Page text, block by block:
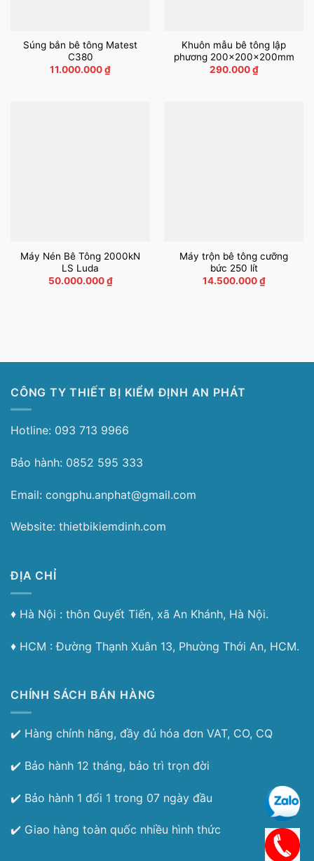
Súng bắn bê tông Matest
C380
11.000.000₫
Khuôn mẫu bê tông lập
phương 200x200x200mm
290.000₫
Máy Nén Bê Tông 2000kN
LS Luda
50.000.000₫
Máy trộn bê tông cưỡng
bức 250 lít
14.500.000₫
CÔNG TY THIẾT BỊ KIỂM ĐỊNH AN PHÁT
Hotline: 093 713 9966
Bảo hành: 0852 595 333
Email: congphu.anphat@gmail.com
Website: thietbikiemdinh.com
ĐỊA CHỈ
♦︎ Hà Nội : thôn Quyết Tiến, xã An Khánh, Hà Nội.
♦︎ HCM : Đường Thạnh Xuân 13, Phường Thới An, HCM.
CHÍNH SÁCH BÁN HÀNG
✔️ Hàng chính hãng, đầy đủ hóa đơn VAT, CO, CQ
✔️ Bảo hành 12 tháng, bảo trì trọn đời
✔️ Bảo hành 1 đổi 1 trong 07 ngày đầu
✔️ Giao hàng toàn quốc nhiều hình thức